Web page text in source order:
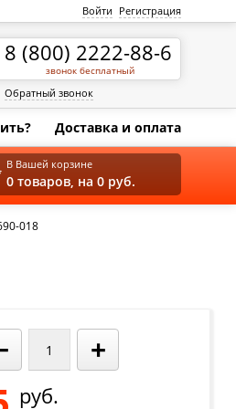
Войти Регистрация
8 (800) 2222-88-6
звонок бесплатный
Обратный звонок
Доставка и оплата
018
+
руб.
В Вашей корзине
0 товаров, на 0 руб.